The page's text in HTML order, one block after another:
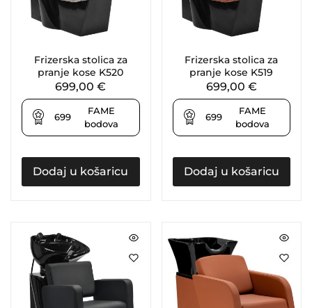
Frizerska stolica za
pranje kose K520
699,00€
699
FAME
bodova
Dodaj u košaricu
Frizerska stolica za
pranje kose K519
699,00 €
699
FAME
bodova
Dodaj u košaricu